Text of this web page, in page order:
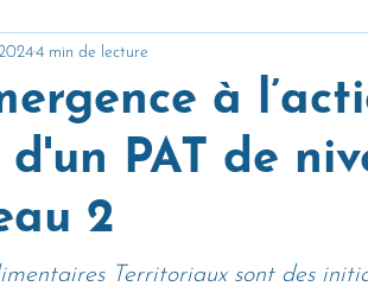
RSE
Actualités
à
PAT de
2
4 min de lecture
Territoriaux sont des